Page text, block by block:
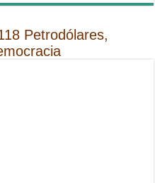
Petrodólares,